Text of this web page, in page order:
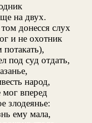
на двух.
донесся слух
и не охотник
под суд отдать,
народ,
вперед
злодеянье:
ему мала,